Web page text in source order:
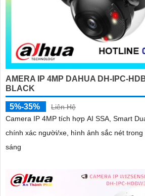
AMERA IP 4MP DAHUA DH-IPC-
BLACK
5%-35%
Liên Hệ
Camera IP 4MP tích hợp AI SSA, Smart
chính xác người/xe, hình ảnh sắc nét trong
sáng